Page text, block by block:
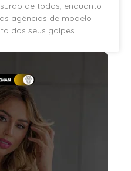
de todos, enquanto
agências de modelo
dos seus golpes